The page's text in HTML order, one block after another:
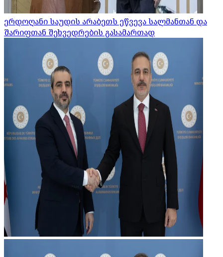
ერდოღანი საუდის არაბეთს ეწვევა სალმანთან და
შარიფთან შეხვედრების გასამართად